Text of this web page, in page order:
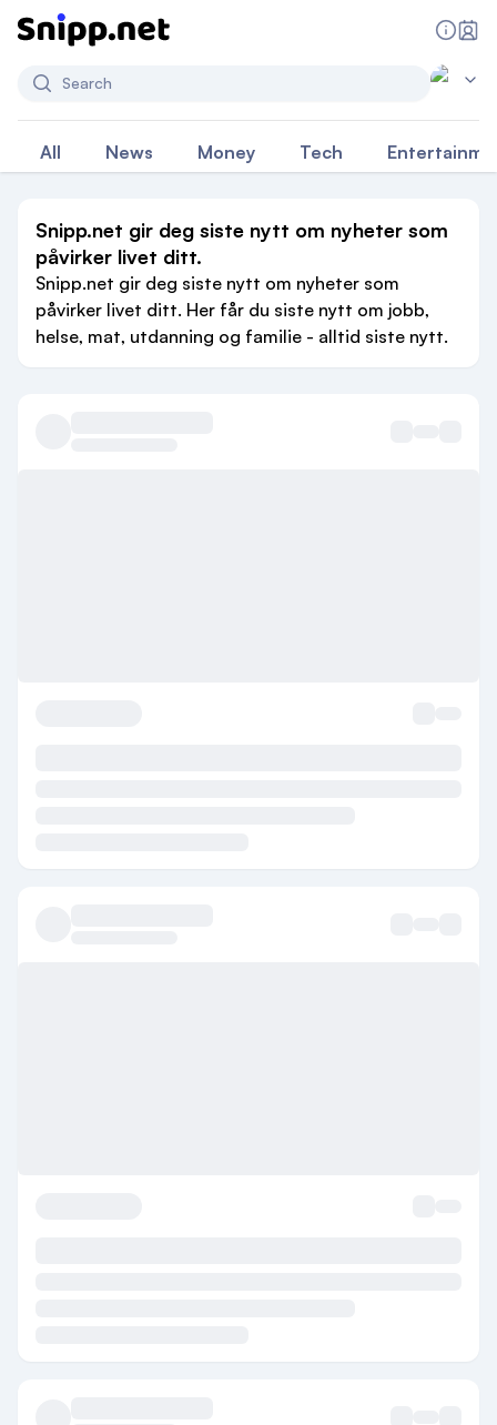
Search
All News Money Tech
Snipp.net gir deg siste nytt om nyheter som
påvirker livet ditt.
Snipp.net gir deg siste nytt om nyheter som
påvirker livet ditt. Her får du siste nytt om jobb,
helse, mat, utdanning og familie - alltid siste nytt.